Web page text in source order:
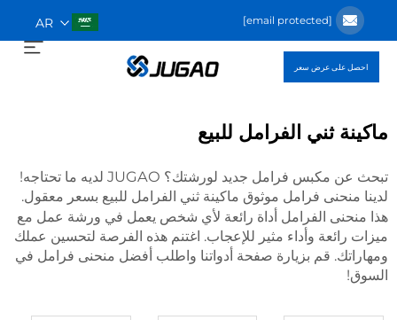
[email protected]
AR
احصل على عرض سعر
ماكينة ثني الفرامل للبيع
تبحث عن مكبس فرامل جديد لورشتك؟ JUGAO لديه ما تحتاجه!
لدينا منحنى فرامل موثوق ماكينة ثني الفرامل للبيع بسعر معقول.
هذا منحنى الفرامل أداة رائعة لأي شخص يعمل في ورشة عمل مع
ميزات رائعة وأداء مثير للإعجاب. اغتنم هذه الفرصة لتحسين عملك
ومهاراتك. قم بزيارة صفحة أدواتنا واطلب أفضل منحنى فرامل في
السوق!